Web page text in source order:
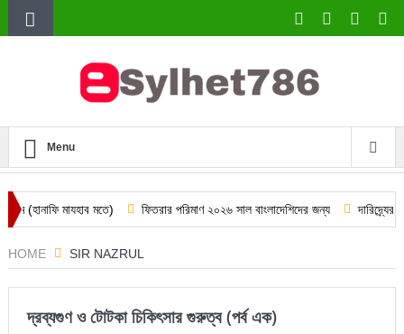
Menu
মতে) ফিতরার পরিমাণ ২০২৬ সাল বাংলাদেশিদের জন্য দারিদ্র্যের প্রধান কারণ
HOME SIR NAZRUL
দ্রব্যগুণ ও টোটকা চিকিৎসার গুরুত্ব (পর্ব এক)